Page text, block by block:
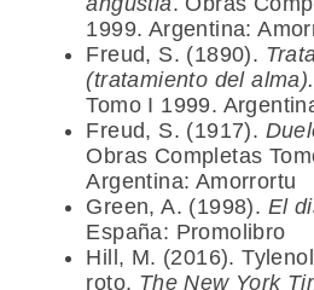
1999. Argentina:
Freud, S. (1890).
(tratamiento del alma).
Tomo I 1999.
Freud, S. (1917).
Obras Completas
Argentina: Amorrortu
Green, A. (1998). El
España: Promolibro
Hill, M. (2016).
roto. The New York